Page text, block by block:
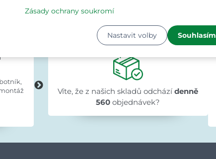
Zákazníci o nás říkají
Evka Hýlová
před 15 hodinami
★★★★★
★★★★★
★★★★★
"Rychlé,v pořádku."
Víte, že z našich skladů odcházídenně
560 objednávek?
Zásady ochrany soukromí
Nastavit volby Souhlasím